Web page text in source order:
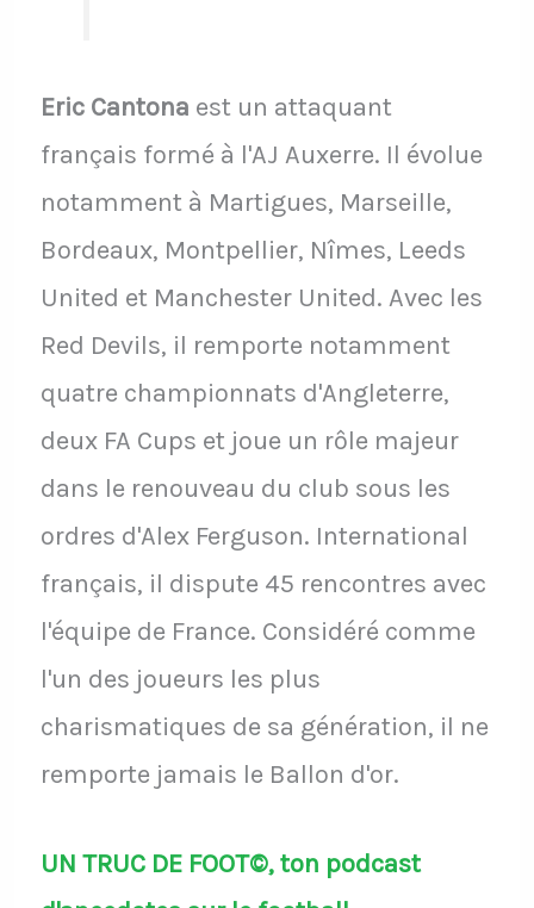
Eric Cantona est un attaquant
français formé à l'AJ Auxerre. Il évolue
notamment à Martigues, Marseille,
Bordeaux, Montpellier, Nîmes, Leeds
United et Manchester United. Avec les
Red Devils, il remporte notamment
quatre championnats d'Angleterre,
deux FA Cups et joue un rôle majeur
dans le renouveau du club sous les
ordres d'Alex Ferguson. International
français, il dispute 45 rencontres avec
l'équipe de France. Considéré comme
l'un des joueurs les plus
charismatiques de sa génération, il ne
remporte jamais le Ballon d'or.
UN TRUC DE FOOT©, ton podcast